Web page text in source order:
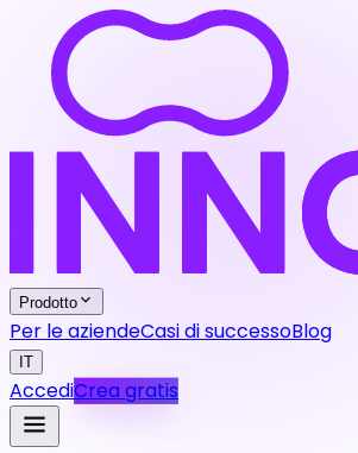
Prodotto
Per le aziendeCasi di successoBlog
IT
AccediCrea gratis